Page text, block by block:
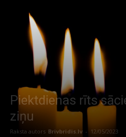
Piektdienas rīts
ziņu
Raksta autors Brivbridis.lv - 12/05/2023